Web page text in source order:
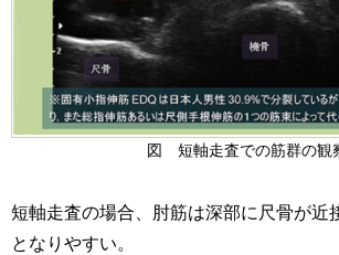
図 短軸走査での筋群の観
短軸走査の場合、肘筋は深部に尺骨が近
となりやすい。